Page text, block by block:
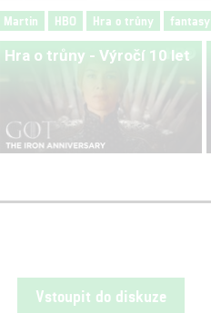
Martin HBO Hra o trůny fantasy
Hra o trůny - Výročí 10 let
Vstoupit do diskuze